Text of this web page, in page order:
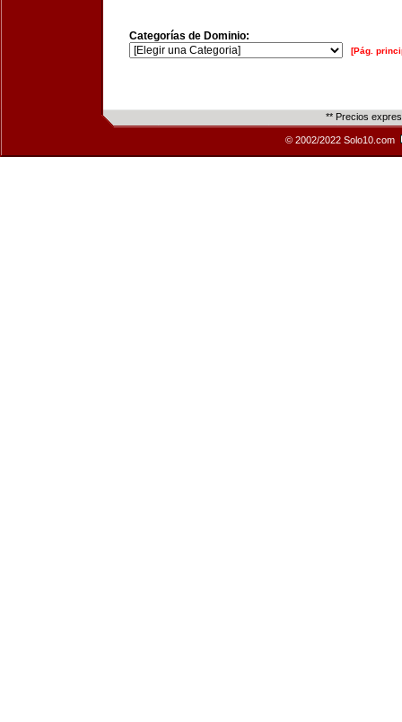
Categorías de Dominio:
[Pág.
** Precios
© 2002/2022 Solo10.com